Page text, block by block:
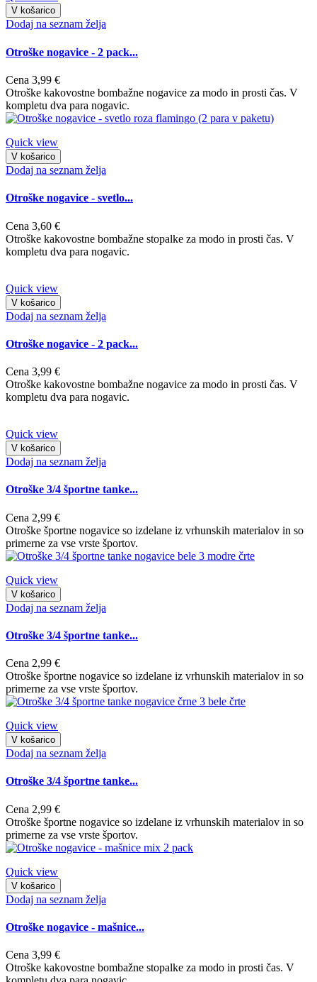
V košarico
Dodaj na seznam želja
Otroške nogavice - 2 pack...
Cena 3,99 €
Otroške kakovostne bombažne nogavice za modo in prosti čas. V
kompletu dva para nogavic.
Quick view
V košarico
Dodaj na seznam želja
Otroške nogavice - svetlo...
Cena 3,60 €
Otroške kakovostne bombažne stopalke za modo in prosti čas. V
kompletu dva para nogavic.
Quick view
V košarico
Dodaj na seznam želja
Otroške nogavice - 2 pack...
Cena 3,99 €
Otroške kakovostne bombažne nogavice za modo in prosti čas. V
kompletu dva para nogavic.
Quick view
V košarico
Dodaj na seznam želja
Otroške 3/4 športne tanke...
Cena 2,99 €
Otroške športne nogavice so izdelane iz vrhunskih materialov in so
primerne za vse vrste športov.
Quick view
V košarico
Dodaj na seznam želja
Otroške 3/4 športne tanke...
Cena 2,99 €
Otroške športne nogavice so izdelane iz vrhunskih materialov in so
primerne za vse vrste športov.
Quick view
V košarico
Dodaj na seznam želja
Otroške 3/4 športne tanke...
Cena 2,99 €
Otroške športne nogavice so izdelane iz vrhunskih materialov in so
primerne za vse vrste športov.
Quick view
V košarico
Dodaj na seznam želja
Otroške nogavice - mašnice...
Cena 3,99 €
Otroške kakovostne bombažne stopalke za modo in prosti čas. V